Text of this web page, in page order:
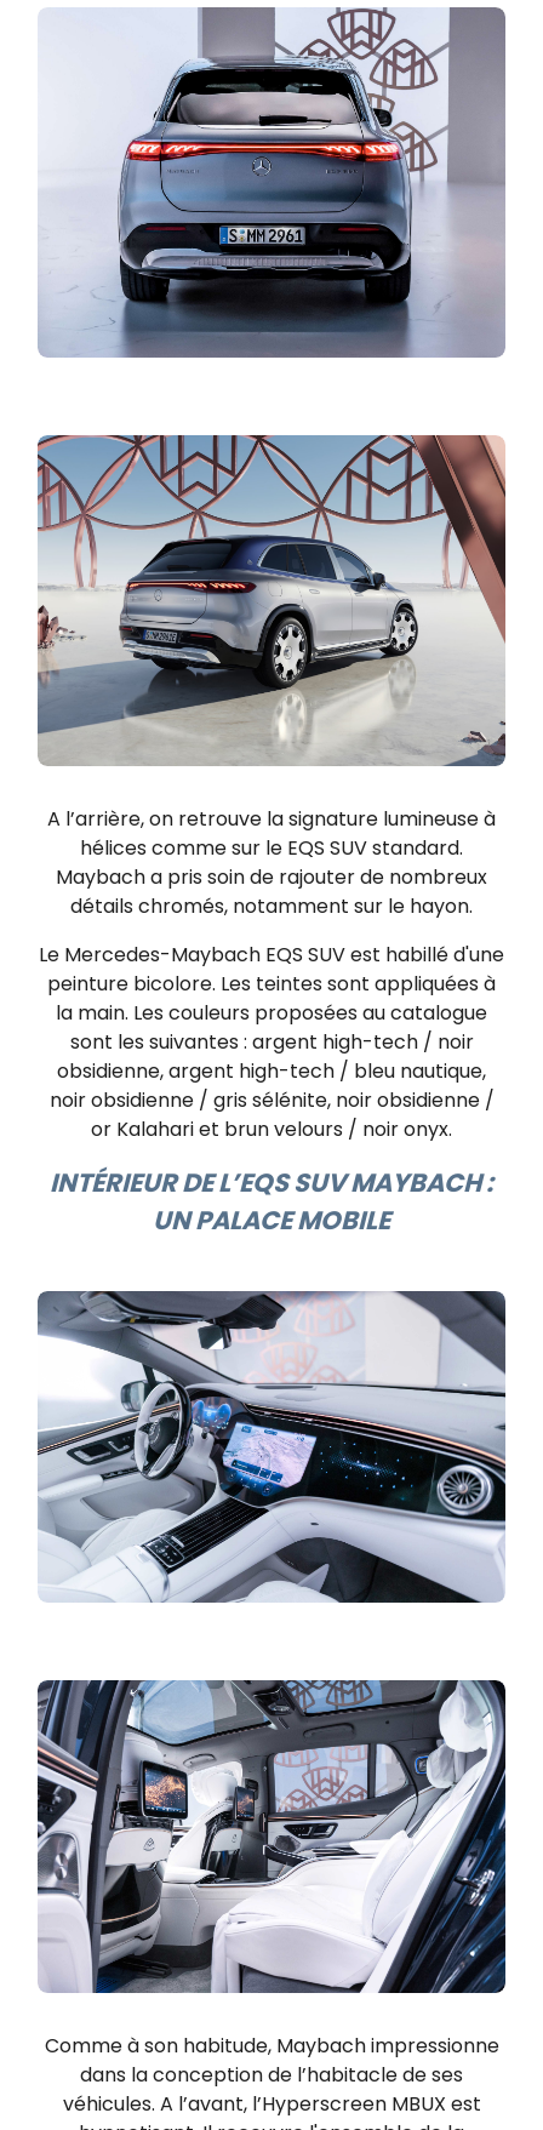
A l’arrière, on retrouve la signature lumineuse à
hélices comme sur le EQS SUV standard.
Maybach a pris soin de rajouter de nombreux
détails chromés, notamment sur le hayon.
Le Mercedes-Maybach EQS SUV est habillé d'une
peinture bicolore. Les teintes sont appliquées à
la main. Les couleurs proposées au catalogue
sont les suivantes : argent high-tech / noir
obsidienne, argent high-tech / bleu nautique,
noir obsidienne / gris sélénite, noir obsidienne /
or Kalahari et brun velours / noir onyx.
INTÉRIEUR DE L’EQS SUV MAYBACH :
UN PALACE MOBILE​
Comme à son habitude, Maybach impressionne
dans la conception de l’habitacle de ses
véhicules. A l’avant, l’Hyperscreen MBUX est